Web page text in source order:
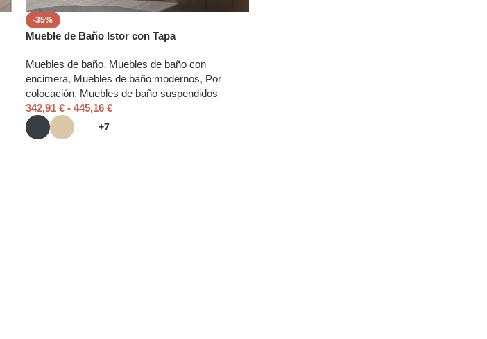
-35%
Mueble de Baño Istor con Tapa
Muebles de baño, Muebles de baño con
encimera, Muebles de baño modernos, Por
colocación, Muebles de baño suspendidos
342,91 € - 445,16 €
+7